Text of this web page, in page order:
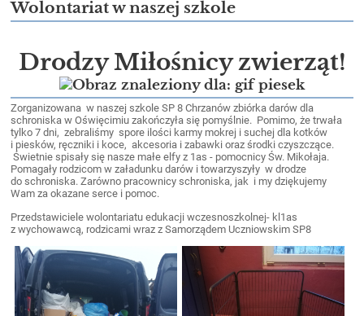
Wolontariat
Wolontariat w naszej szkole
Drodzy Miłośnicy zwierząt!
Zorganizowana w naszej szkole SP 8 Chrzanów zbiórka darów dla
schroniska w Oświęcimiu zakończyła się pomyślnie. Pomimo, że trwała
tylko 7 dni, zebraliśmy spore ilości karmy mokrej i suchej dla kotków
i piesków, ręczniki i koce, akcesoria i zabawki oraz środki czyszczące.
Świetnie spisały się nasze małe elfy z 1as - pomocnicy Św. Mikołaja.
Pomagały rodzicom w załadunku darów i towarzyszyły w drodze
do schroniska. Zarówno pracownicy schroniska, jak i my dziękujemy
Wam za okazane serce i pomoc.
Przedstawiciele wolontariatu edukacji wczesnoszkolnej- kl1as
z wychowawcą, rodzicami wraz z Samorządem Uczniowskim SP8